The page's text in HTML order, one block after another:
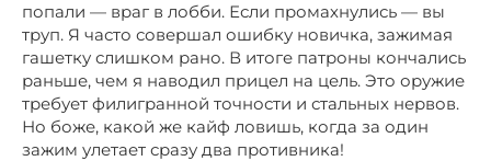
попали — враг в лобби. Если промахнулись — вы
труп. Я часто совершал ошибку новичка, зажимая
гашетку слишком рано. В итоге патроны кончались
раньше, чем я наводил прицел на цель. Это оружие
требует филигранной точности и стальных нервов.
Но боже, какой же кайф ловишь, когда за один
зажим улетает сразу два противника!